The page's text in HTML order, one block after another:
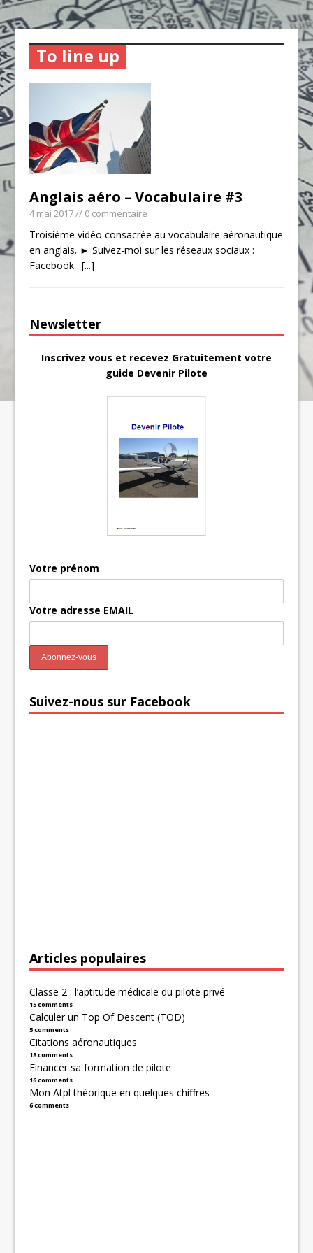
To line up
Anglais aéro – Vocabulaire #3
4 mai 2017// 0 commentaire
Troisième vidéo consacrée au vocabulaire aéronautique
en anglais. ► Suivez-moi sur les réseaux sociaux :
Facebook :[...]
Newsletter
Inscrivez vous et recevez Gratuitement votre
guide Devenir Pilote
Votre prénom
Votre adresse EMAIL
Suivez-nous sur Facebook
Articles populaires
Classe 2 : l’aptitude médicale du pilote privé
15 comments
Calculer un Top Of Descent (TOD)
5 comments
Citations aéronautiques
18 comments
Financer sa formation de pilote
16 comments
Mon Atpl théorique en quelques chiffres
6 comments